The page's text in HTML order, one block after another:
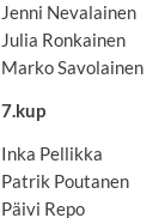
Jenni Nevalainen
Julia Ronkainen
Marko Savolainen
7.kup
Inka Pellikka
Patrik Poutanen
Päivi Repo